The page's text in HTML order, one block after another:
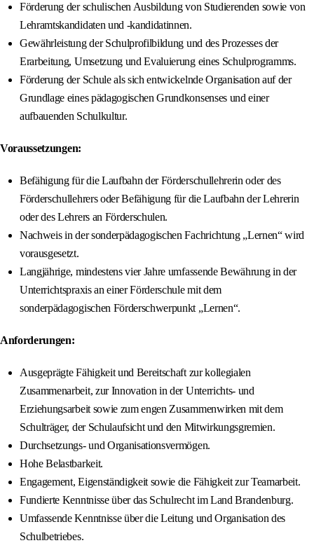
Förderung der schulischen Ausbildung von Studierenden sowie von
Lehramtskandidaten und -kandidatinnen.
Gewährleistung der Schulprofilbildung und des Prozesses der
Erarbeitung, Umsetzung und Evaluierung eines Schulprogramms.
Förderung der Schule als sich entwickelnde Organisation auf der
Grundlage eines pädagogischen Grundkonsenses und einer
aufbauenden Schulkultur.
Voraussetzungen:
Befähigung für die Laufbahn der Förderschullehrerin oder des
Förderschullehrers oder Befähigung für die Laufbahn der Lehrerin
oder des Lehrers an Förderschulen.
Nachweis in der sonderpädagogischen Fachrichtung „Lernen“ wird
vorausgesetzt.
Langjährige, mindestens vier Jahre umfassende Bewährung in der
Unterrichtspraxis an einer Förderschule mit dem
sonderpädagogischen Förderschwerpunkt „Lernen“.
Anforderungen:
Ausgeprägte Fähigkeit und Bereitschaft zur kollegialen
Zusammenarbeit, zur Innovation in der Unterrichts- und
Erziehungsarbeit sowie zum engen Zusammenwirken mit dem
Schulträger, der Schulaufsicht und den Mitwirkungsgremien.
Durchsetzungs- und Organisationsvermögen.
Hohe Belastbarkeit.
Engagement, Eigenständigkeit sowie die Fähigkeit zur Teamarbeit.
Fundierte Kenntnisse über das Schulrecht im Land Brandenburg.
Umfassende Kenntnisse über die Leitung und Organisation des
Schulbetriebes.